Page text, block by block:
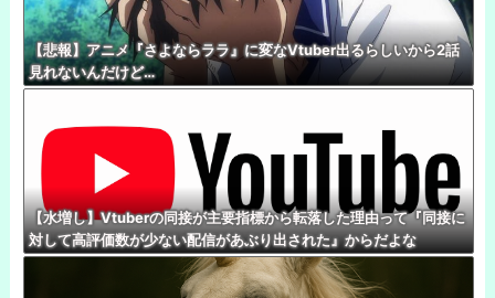
【悲報】アニメ『さよならララ』に変なVtuber出るらしいから2話
見れないんだけど…
【水増し】Vtuberの同接が主要指標から転落した理由って『同接に
対して高評価数が少ない配信があぶり出された』からだよな